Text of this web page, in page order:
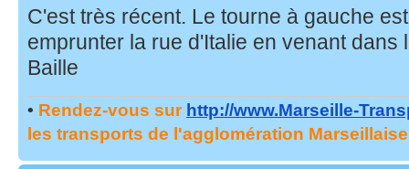
C'est très récent. Le tourne à gauche
emprunter la rue d'Italie en venant dans
Baille
• Rendez-vous sur http://www.Marseille-
les transports de l'agglomération